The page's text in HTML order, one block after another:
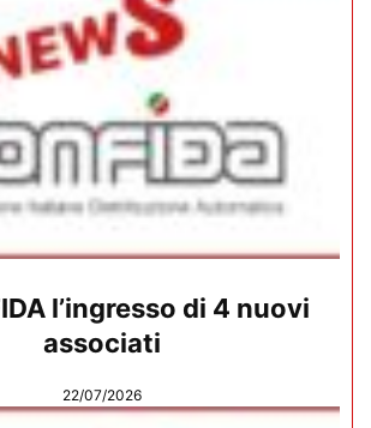
l’ingresso di 4 nuovi
associati
22/07/2026